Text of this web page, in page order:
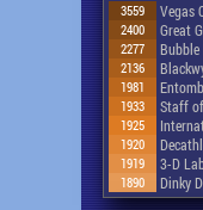
3559 Vegas
2400 Great
2277 Bubble
2136
1981
1933 Staff
1925
1920
1919 3-D
1890 Dinky